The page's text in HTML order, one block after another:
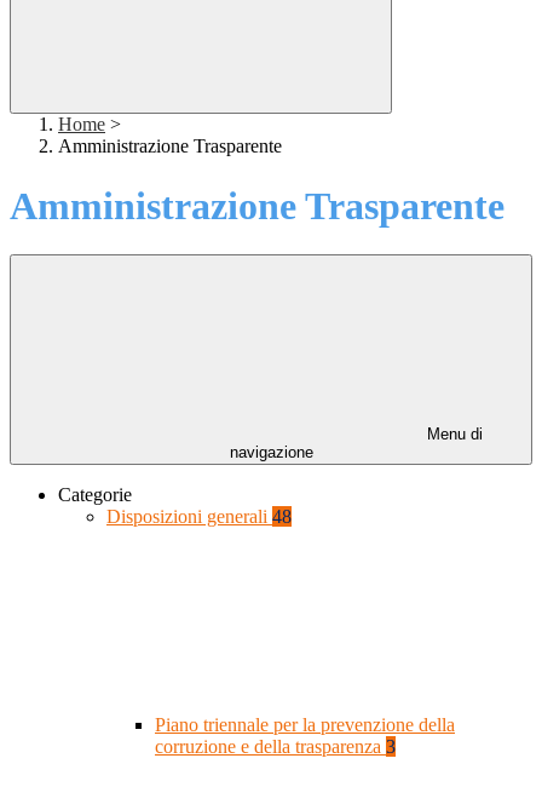
Home >
Amministrazione Trasparente
Amministrazione Trasparente
Menu di
navigazione
Categorie
Disposizioni generali 48
Piano triennale per la prevenzione della
corruzione e della trasparenza 3